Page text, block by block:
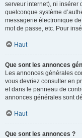
serveur internet), ni insérer
quelconque système
messagerie électronique
mot de passe, etc. Pour
Haut
Que sont les annonces
Les annonces générales
vous devriez consulter en
et dans le panneau de
annonces générales sont
Haut
Que sont les annonces ?